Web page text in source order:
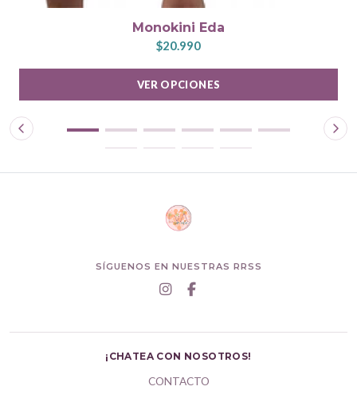
Monokini Eda
$20.990
VER OPCIONES
SÍGUENOS EN NUESTRAS RRSS
¡CHATEA CON NOSOTROS!
CONTACTO